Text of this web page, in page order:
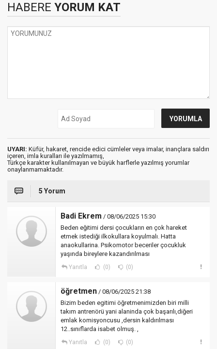
HABERE YORUM KAT
UYARI: Küfür, hakaret, rencide edici cümleler veya imalar, inançlara saldırı
içeren, imla kuralları ile yazılmamış,
Türkçe karakter kullanılmayan ve büyük harflerle yazılmış yorumlar
onaylanmamaktadır.
5 Yorum
Badi Ekrem / 08/06/2025 15:30
Beden eğitimi dersi çocukların en çok hareket
etmek istediği ilkokullara koyulmalı. Hatta
anaokullarina. Psikomotor beceriler çocukluk
yaşında bireylere kazandırılması
Yanıtla (0) (0)
öğretmen / 08/06/2025 21:38
Bizim beden egitimi öğretmenimizden biri milli
takım antrenörü yani alaninda çok başarılı,diğeri
emlak komisyoncusu ,dersin kaldırılması
12..sınıflarda isabet olmuş. ,
Yanıtla (0) (0)